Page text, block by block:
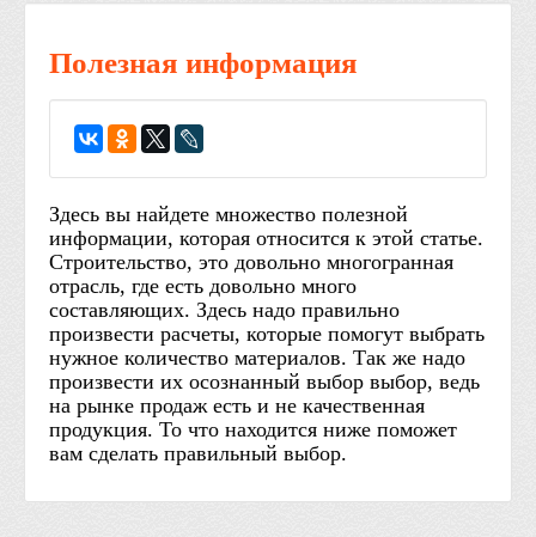
Полезная информация
Здесь вы найдете множество полезной
информации, которая относится к этой статье.
Строительство, это довольно многогранная
отрасль, где есть довольно много
составляющих. Здесь надо правильно
произвести расчеты, которые помогут выбрать
нужное количество материалов. Так же надо
произвести их осознанный выбор выбор, ведь
на рынке продаж есть и не качественная
продукция. То что находится ниже поможет
вам сделать правильный выбор.